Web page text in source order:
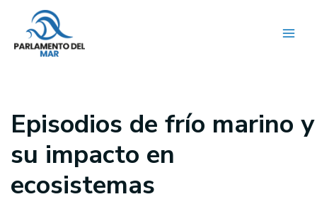
contenido
Episodios de frío marino y
su impacto en
ecosistemas